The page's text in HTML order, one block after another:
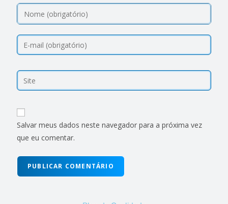
Salvar meus dados neste navegador para a próxima vez
que eu comentar.